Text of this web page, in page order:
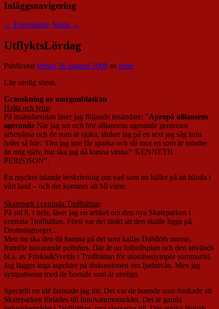
Inläggsnavigering
← Föregående Nästa →
UtflyktsLördag
Publiceratlördag 30 augusti 2008 av nisse
Lite orolig sömn.
Granskning av morgonblaskan
Halta och lytta:
På insändarsidan läser jag följande insändare: ”Apropå alliansens
agerande När jag ser och hör alliansens agerande gentemot
arbetslösa och de som är sjuka, tänker jag på en text jag såg som
lyder så här: ’Om jag inte får sparka och slå mot en som är mindre
än mig själv, hur ska jag då kunna vinna?’ KENNETH
PER(S)SON”.
En mycket talande beskrivning om vad som nu håller på att hända i
vårt land – och det kommer att bli värre.
Skatepark i centrala Trollhättan:
På sid 8, i ttela, läser jag en artikel om den nya Skateparken i
centrala Trollhättan. Först var det tänkt att den skulle ligga på
Drottningtorget…
Men nu ska den då hamna på det som kallas Dahllöfs mosse,
framför nuvarande polishus. Där är nu fotbollsplan och den används
bl.a. av Friskis&Svettis i Trollhättan för utomhusjympor sommartid.
Jag lägger inga aspekter på diskussionen om ljudnivån. Men jag
sympatiserar med de boende som är oroliga.
Speciellt en idé fastnade jag för. Det var de boende som önskade att
Skateparken förlades till Innovatumområdet. Det är gamla